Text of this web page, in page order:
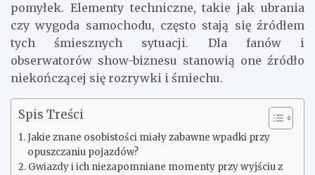
pomyłek. Elementy techniczne, takie jak ubrania
czy wygoda samochodu, często stają się źródłem
tych śmiesznych sytuacji. Dla fanów i
obserwatorów show-biznesu stanowią one źródło
niekończącej się rozrywki i śmiechu.
Spis Treści
Jakie znane osobistości miały zabawne wpadki przy
opuszczaniu pojazdów?
Gwiazdy i ich niezapomniane momenty przy wyjściu z